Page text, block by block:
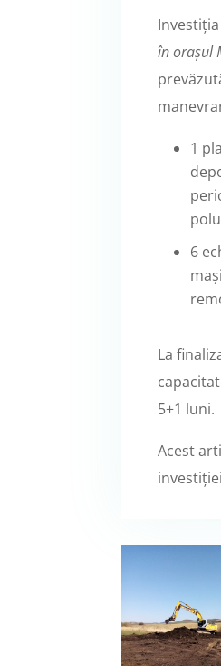
Investiția
în orașul
1
6
La
5+1 luni.
Acest